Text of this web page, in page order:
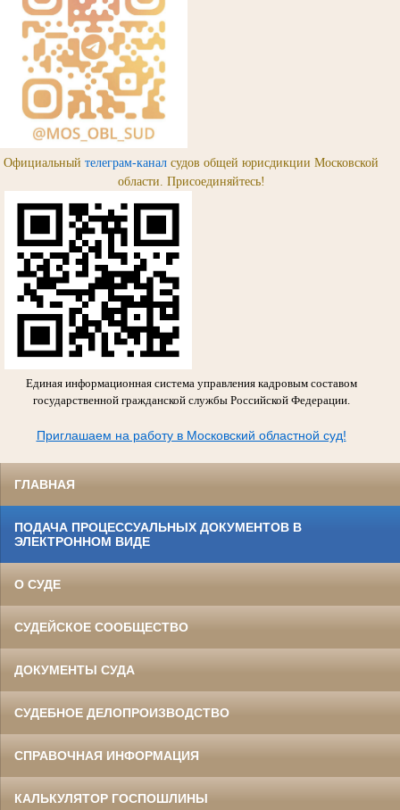
Официальный телеграм-канал судов общей юрисдикции Московской
области. Присоединяйтесь!
Единая информационная система управления кадровым составом
государственной гражданской службы Российской Федерации.
Приглашаем на работу в Московский областной суд!
ГЛАВНАЯ
ПОДАЧА ПРОЦЕССУАЛЬНЫХ ДОКУМЕНТОВ В
ЭЛЕКТРОННОМ ВИДЕ
О СУДЕ
СУДЕЙСКОЕ СООБЩЕСТВО
ДОКУМЕНТЫ СУДА
СУДЕБНОЕ ДЕЛОПРОИЗВОДСТВО
СПРАВОЧНАЯ ИНФОРМАЦИЯ
КАЛЬКУЛЯТОР ГОСПОШЛИНЫ